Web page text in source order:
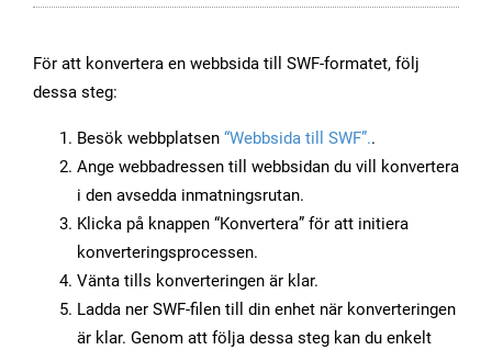
För att konvertera en webbsida till SWF-formatet, följ
dessa steg:
Besök webbplatsen “Webbsida till SWF”..
Ange webbadressen till webbsidan du vill konvertera
i den avsedda inmatningsrutan.
Klicka på knappen “Konvertera” för att initiera
konverteringsprocessen.
Vänta tills konverteringen är klar.
Ladda ner SWF-filen till din enhet när konverteringen
är klar. Genom att följa dessa steg kan du enkelt